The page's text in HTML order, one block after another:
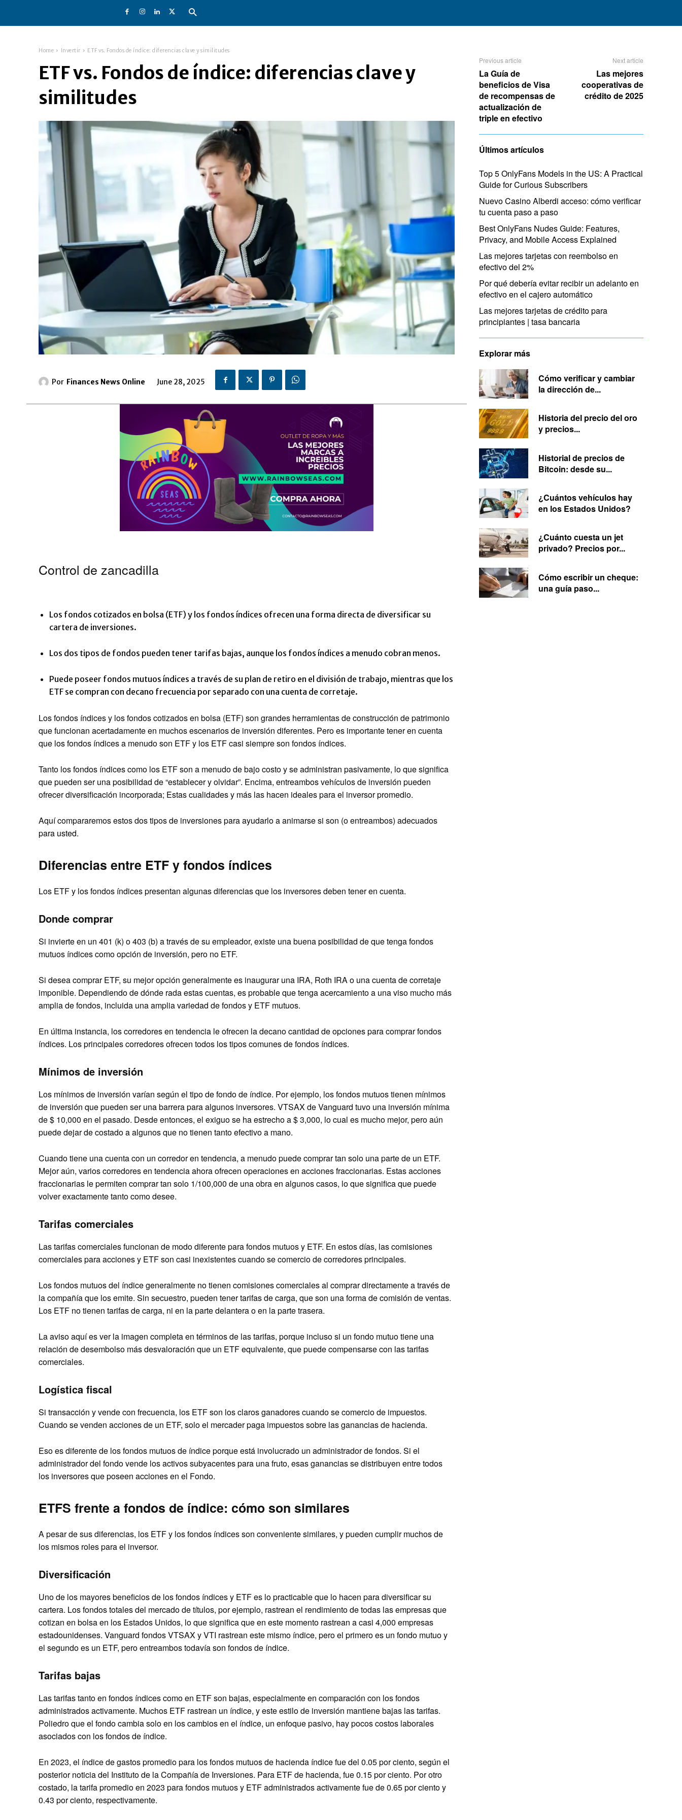
Home Invertir ETF vs. Fondos de índice: diferencias clave y similitudes
ETF vs. Fondos de índice: diferencias clave y
similitudes
Por Finances News Online June 28, 2025
Control de zancadilla
Los fondos cotizados en bolsa (ETF) y los fondos índices ofrecen una forma directa de diversificar su
cartera de inversiones.
Los dos tipos de fondos pueden tener tarifas bajas, aunque los fondos índices a menudo cobran menos.
Puede poseer fondos mutuos índices a través de su plan de retiro en el división de trabajo, mientras que los
ETF se compran con decano frecuencia por separado con una cuenta de corretaje.
Los fondos índices y los fondos cotizados en bolsa (ETF) son grandes herramientas de construcción de patrimonio
que funcionan acertadamente en muchos escenarios de inversión diferentes. Pero es importante tener en cuenta
que los fondos índices a menudo son ETF y los ETF casi siempre son fondos índices.
Tanto los fondos índices como los ETF son a menudo de bajo costo y se administran pasivamente, lo que significa
que pueden ser una posibilidad de “establecer y olvidar”. Encima, entreambos vehículos de inversión pueden
ofrecer diversificación incorporada; Estas cualidades y más las hacen ideales para el inversor promedio.
Aquí compararemos estos dos tipos de inversiones para ayudarlo a animarse si son (o entreambos) adecuados
para usted.
Diferencias entre ETF y fondos índices
Los ETF y los fondos índices presentan algunas diferencias que los inversores deben tener en cuenta.
Donde comprar
Si invierte en un 401 (k) o 403 (b) a través de su empleador, existe una buena posibilidad de que tenga fondos
mutuos índices como opción de inversión, pero no ETF.
Si desea comprar ETF, su mejor opción generalmente es inaugurar una IRA, Roth IRA o una cuenta de corretaje
imponible. Dependiendo de dónde rada estas cuentas, es probable que tenga acercamiento a una viso mucho más
amplia de fondos, incluida una amplia variedad de fondos y ETF mutuos.
En última instancia, los corredores en tendencia le ofrecen la decano cantidad de opciones para comprar fondos
índices. Los principales corredores ofrecen todos los tipos comunes de fondos índices.
Mínimos de inversión
Los mínimos de inversión varían según el tipo de fondo de índice. Por ejemplo, los fondos mutuos tienen mínimos
de inversión que pueden ser una barrera para algunos inversores. VTSAX de Vanguard tuvo una inversión mínima
de $ 10,000 en el pasado. Desde entonces, el exiguo se ha estrecho a $ 3,000, lo cual es mucho mejor, pero aún
puede dejar de costado a algunos que no tienen tanto efectivo a mano.
Cuando tiene una cuenta con un corredor en tendencia, a menudo puede comprar tan solo una parte de un ETF.
Mejor aún, varios corredores en tendencia ahora ofrecen operaciones en acciones fraccionarias. Estas acciones
fraccionarias le permiten comprar tan solo 1/100,000 de una obra en algunos casos, lo que significa que puede
volver exactamente tanto como desee.
Tarifas comerciales
Las tarifas comerciales funcionan de modo diferente para fondos mutuos y ETF. En estos días, las comisiones
comerciales para acciones y ETF son casi inexistentes cuando se comercio de corredores principales.
Los fondos mutuos del índice generalmente no tienen comisiones comerciales al comprar directamente a través de
la compañía que los emite. Sin secuestro, pueden tener tarifas de carga, que son una forma de comisión de ventas.
Los ETF no tienen tarifas de carga, ni en la parte delantera o en la parte trasera.
La aviso aquí es ver la imagen completa en términos de las tarifas, porque incluso si un fondo mutuo tiene una
relación de desembolso más desvaloración que un ETF equivalente, que puede compensarse con las tarifas
comerciales.
Logística fiscal
Si transacción y vende con frecuencia, los ETF son los claros ganadores cuando se comercio de impuestos.
Cuando se venden acciones de un ETF, solo el mercader paga impuestos sobre las ganancias de hacienda.
Eso es diferente de los fondos mutuos de índice porque está involucrado un administrador de fondos. Si el
administrador del fondo vende los activos subyacentes para una fruto, esas ganancias se distribuyen entre todos
los inversores que poseen acciones en el Fondo.
ETFS frente a fondos de índice: cómo son similares
A pesar de sus diferencias, los ETF y los fondos índices son conveniente similares, y pueden cumplir muchos de
los mismos roles para el inversor.
Diversificación
Uno de los mayores beneficios de los fondos índices y ETF es lo practicable que lo hacen para diversificar su
cartera. Los fondos totales del mercado de títulos, por ejemplo, rastrean el rendimiento de todas las empresas que
cotizan en bolsa en los Estados Unidos, lo que significa que en este momento rastrean a casi 4,000 empresas
estadounidenses. Vanguard fondos VTSAX y VTI rastrean este mismo índice, pero el primero es un fondo mutuo y
el segundo es un ETF, pero entreambos todavía son fondos de índice.
Tarifas bajas
Las tarifas tanto en fondos índices como en ETF son bajas, especialmente en comparación con los fondos
administrados activamente. Muchos ETF rastrean un índice, y este estilo de inversión mantiene bajas las tarifas.
Poliedro que el fondo cambia solo en los cambios en el índice, un enfoque pasivo, hay pocos costos laborales
asociados con los fondos de índice.
En 2023, el índice de gastos promedio para los fondos mutuos de hacienda índice fue del 0.05 por ciento, según el
posterior noticia del Instituto de la Compañía de Inversiones. Para ETF de hacienda, fue 0.15 por ciento. Por otro
costado, la tarifa promedio en 2023 para fondos mutuos y ETF administrados activamente fue de 0.65 por ciento y
0.43 por ciento, respectivamente.
Previous article
La Guía de
beneficios de Visa
de recompensas de
actualización de
triple en efectivo
Next article
Las mejores
cooperativas de
crédito de 2025
Últimos artículos
Top 5 OnlyFans Models in the US: A Practical
Guide for Curious Subscribers
Nuevo Casino Alberdi acceso: cómo verificar
tu cuenta paso a paso
Best OnlyFans Nudes Guide: Features,
Privacy, and Mobile Access Explained
Las mejores tarjetas con reembolso en
efectivo del 2%
Por qué debería evitar recibir un adelanto en
efectivo en el cajero automático
Las mejores tarjetas de crédito para
principiantes | tasa bancaria
Explorar más
Cómo verificar y cambiar
la dirección de...
Historia del precio del oro
y precios...
Historial de precios de
Bitcoin: desde su...
¿Cuántos vehículos hay
en los Estados Unidos?
¿Cuánto cuesta un jet
privado? Precios por...
Cómo escribir un cheque:
una guía paso...